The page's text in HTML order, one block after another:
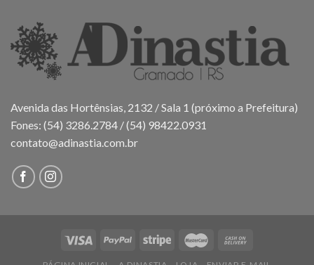
Avenida das Hortênsias, 2132 / Sala 1 (próximo a Prefeitura)
Fones: (54) 3286.2784 / (54) 98422.0931
contato@adinastia.com.br